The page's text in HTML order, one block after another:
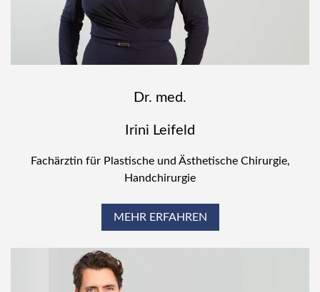
Dr. med.
Irini Leifeld
Fachärztin für Plastische und Ästhetische Chirurgie,
Handchirurgie
MEHR ERFAHREN